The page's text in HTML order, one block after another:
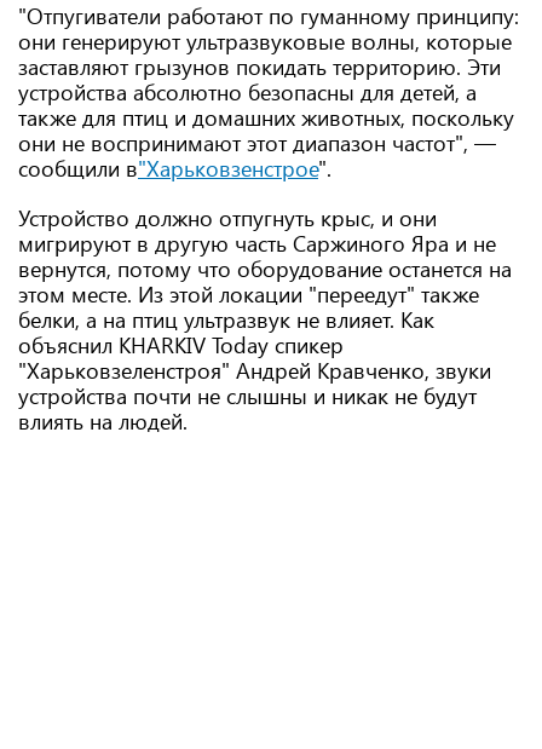
"Отпугиватели работают по гуманному принципу:
они генерируют ультразвуковые волны, которые
заставляют грызунов покидать территорию. Эти
устройства абсолютно безопасны для детей, а
также для птиц и домашних животных, поскольку
они не воспринимают этот диапазон частот", —
сообщили в"Харьковзенстрое".
Устройство должно отпугнуть крыс, и они
мигрируют в другую часть Саржиного Яра и не
вернутся, потому что оборудование останется на
этом месте. Из этой локации "переедут" также
белки, а на птиц ультразвук не влияет. Как
объяснил KHARKIV Today спикер
"Харьковзеленстроя" Андрей Кравченко, звуки
устройства почти не слышны и никак не будут
влиять на людей.